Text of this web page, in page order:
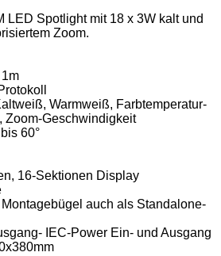
LED Spotlight mit 18 x 3W kalt und
Zoom.
Warmweiß, Farbtemperatur-
Zoom-Geschwindigkeit
60°
16-Sektionen Display
auch als Standalone-
IEC-Power Ein- und Ausgang